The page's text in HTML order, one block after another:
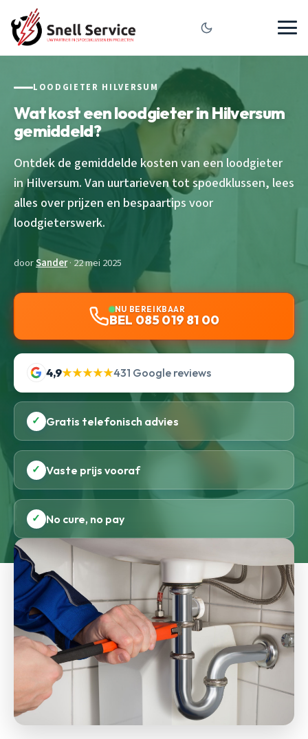
LOODGIETER HILVERSUM
Wat kost een loodgieter in Hilversum
gemiddeld?
Ontdek de gemiddelde kosten van een loodgieter
in Hilversum. Van uurtarieven tot spoedklussen, lees
alles over prijzen en bespaartips voor
loodgieterswerk.
doorSander· 22 mei 2025
NU BEREIKBAAR
BEL 085 019 81 00
4,9★★★★★431 Google reviews
✓ Gratis telefonisch advies
✓ Vaste prijs vooraf
✓ No cure, no pay